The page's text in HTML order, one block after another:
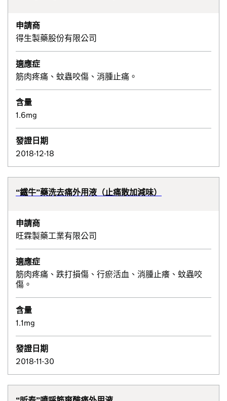
申請商
得生製藥股份有限公司
適應症
筋肉疼痛、蚊蟲咬傷、消腫止痛。
含量
1.6mg
發證日期
2018-12-18
“鐵牛”藥洗去痛外用液（止痛散加減味）
申請商
旺霖製藥工業有限公司
適應症
筋肉疼痛、跌打損傷、行瘀活血、消腫止癢、蚊蟲咬
傷。
含量
1.1mg
發證日期
2018-11-30